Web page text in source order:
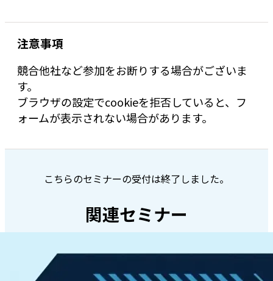
注意事項
競合他社など参加をお断りする場合がございま
す。
ブラウザの設定でcookieを拒否していると、フ
ォームが表示されない場合があります。
こちらのセミナーの受付は終了しました。
関連セミナー